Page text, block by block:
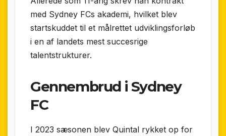
med Sydney FCs akademi, hvilket blev
startskuddet til et målrettet udviklingsforløb
i en af landets mest succesrige
talentstrukturer.
Gennembrud i Sydney
FC
I 2023 sæsonen blev Quintal rykket op for